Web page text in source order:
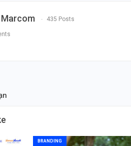
435 Posts
BRANDING